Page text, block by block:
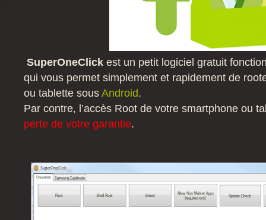
SuperOneClick est un petit logiciel gratuit
qui vous permet simplement et rapidement de
ou tablette sousAndroid.
Par contre, l’accès Root de votre smartphone ou
perte de votre garantie.